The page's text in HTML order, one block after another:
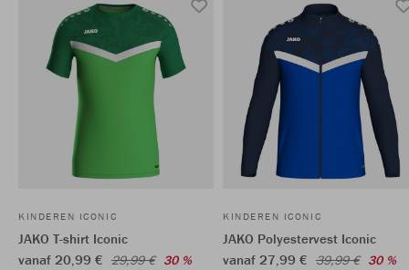
KINDEREN ICONIC
JAKO T-shirt Iconic
vanaf 20,99 € 29,99 € 30 %
KINDEREN ICONIC
JAKO Polyestervest Iconic
vanaf 27,99 € 39,99 € 30 %